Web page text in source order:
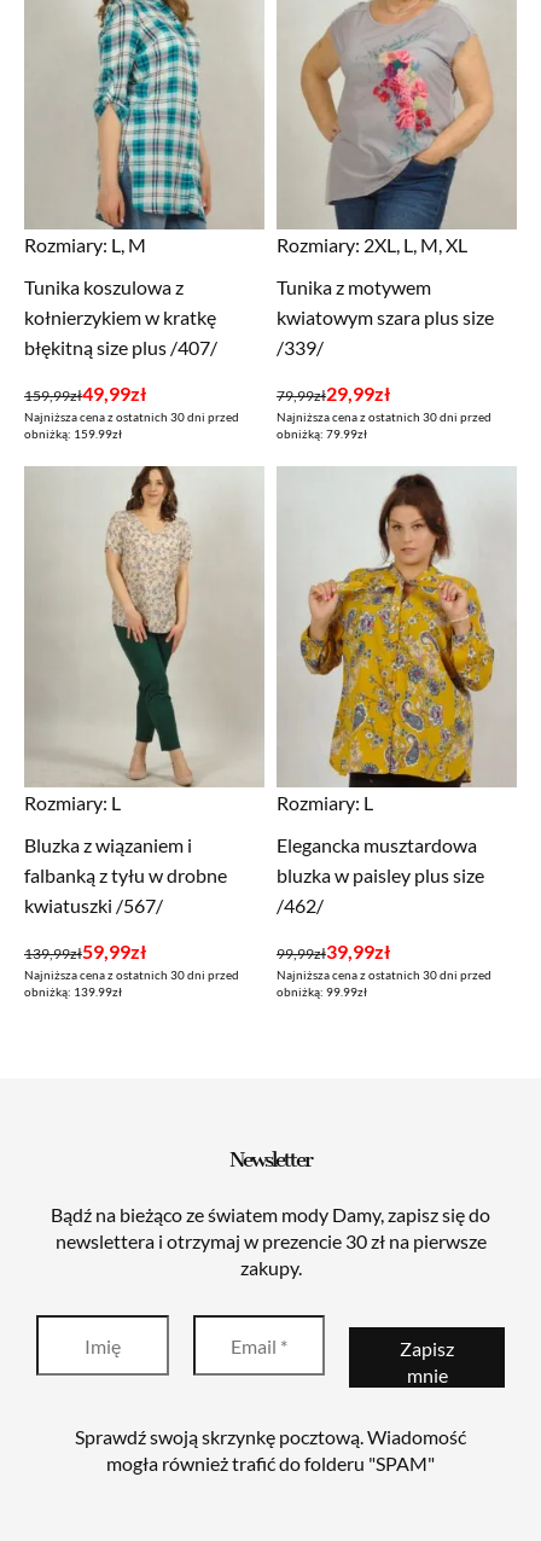
Rozmiary: L, M
Tunika koszulowa z
kołnierzykiem w kratkę
błękitną size plus /407/
159,99zł
Pierwotna
cena
49,99zł
Aktualna
cena
Najniższa cena z ostatnich 30 dni przed
obniżką: 159.99zł
Rozmiary: 2XL, L, M, XL
Tunika z motywem
kwiatowym szara plus size
/339/
79,99zł
Pierwotna
cena
29,99zł
Aktualna
cena
Najniższa cena z ostatnich 30 dni przed
obniżką: 79.99zł
Rozmiary: L
Bluzka z wiązaniem i
falbanką z tyłu w drobne
kwiatuszki /567/
139,99zł
Pierwotna
cena
59,99zł
Aktualna
cena
Najniższa cena z ostatnich 30 dni przed
obniżką: 139.99zł
Rozmiary: L
Elegancka musztardowa
bluzka w paisley plus size
/462/
99,99zł
Pierwotna
cena
39,99zł
Aktualna
cena
Najniższa cena z ostatnich 30 dni przed
obniżką: 99.99zł
Newsletter
Bądź na bieżąco ze światem mody Damy, zapisz się do
newslettera i otrzymaj w prezencie 30 zł na pierwsze
zakupy.
Sprawdź swoją skrzynkę pocztową. Wiadomość
mogła również trafić do folderu "SPAM"